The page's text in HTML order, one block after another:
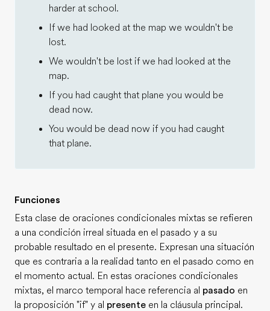
harder at school.
If we had looked at the map we wouldn't be
lost.
We wouldn't be lost if we had looked at the
map.
If you had caught that plane you would be
dead now.
You would be dead now if you had caught
that plane.
Funciones
Esta clase de oraciones condicionales mixtas se refieren
a una condición irreal situada en el pasado y a su
probable resultado en el presente. Expresan una situación
que es contraria a la realidad tanto en el pasado como en
el momento actual. En estas oraciones condicionales
mixtas, el marco temporal hace referencia al pasado en
la proposición "if" y al presente en la cláusula principal.